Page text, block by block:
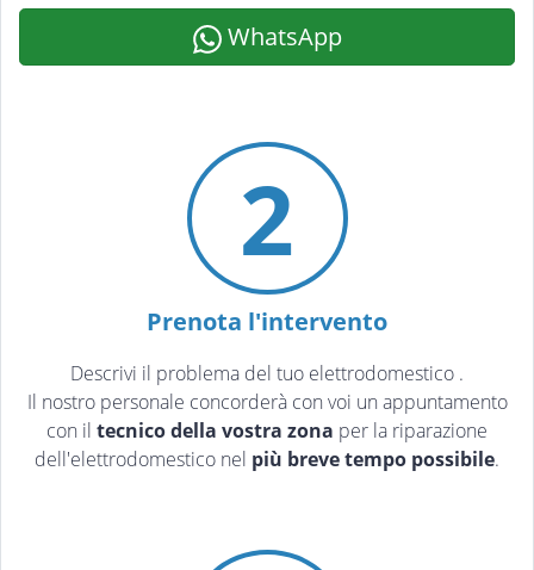
WhatsApp
2
Prenota l'intervento
Descrivi il problema del tuo elettrodomestico .
Il nostro personale concorderà con voi un appuntamento
con il tecnico della vostra zona per la riparazione
dell'elettrodomestico nel più breve tempo possibile.